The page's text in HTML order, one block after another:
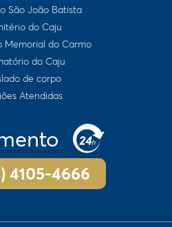
São João Batista
do Caju
Memorial do Carmo
do Caju
de corpo
Atendidas
4105-4666